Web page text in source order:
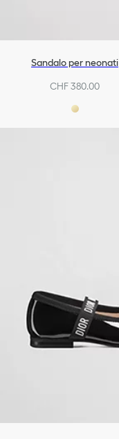
Sandalo per neonati
CHF 380.00